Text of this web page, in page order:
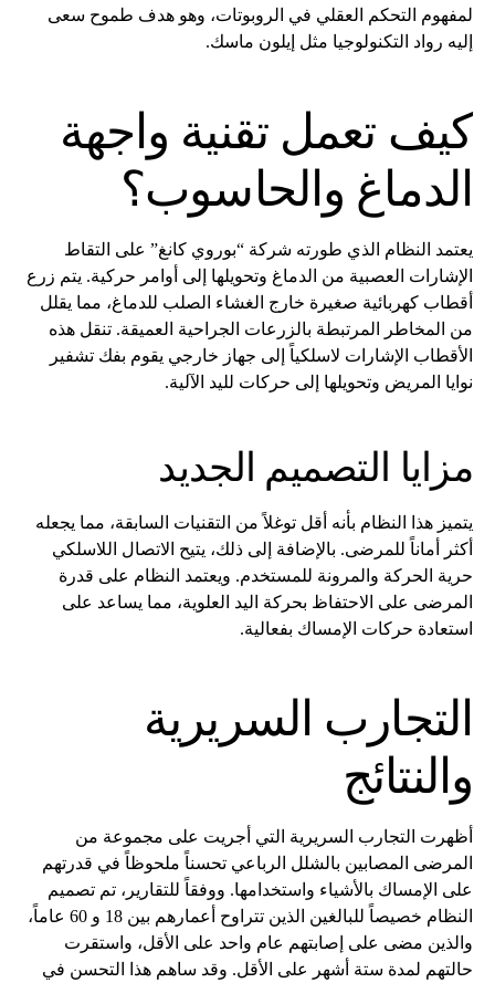
لمفهوم التحكم العقلي في الروبوتات، وهو هدف طموح سعى
إليه رواد التكنولوجيا مثل إيلون ماسك.
كيف تعمل تقنية واجهة
الدماغ والحاسوب؟
يعتمد النظام الذي طورته شركة “بوروي كانغ” على التقاط
الإشارات العصبية من الدماغ وتحويلها إلى أوامر حركية. يتم زرع
أقطاب كهربائية صغيرة خارج الغشاء الصلب للدماغ، مما يقلل
من المخاطر المرتبطة بالزرعات الجراحية العميقة. تنقل هذه
الأقطاب الإشارات لاسلكياً إلى جهاز خارجي يقوم بفك تشفير
نوايا المريض وتحويلها إلى حركات لليد الآلية.
مزايا التصميم الجديد
يتميز هذا النظام بأنه أقل توغلاً من التقنيات السابقة، مما يجعله
أكثر أماناً للمرضى. بالإضافة إلى ذلك، يتيح الاتصال اللاسلكي
حرية الحركة والمرونة للمستخدم. ويعتمد النظام على قدرة
المرضى على الاحتفاظ بحركة اليد العلوية، مما يساعد على
استعادة حركات الإمساك بفعالية.
التجارب السريرية
والنتائج
أظهرت التجارب السريرية التي أجريت على مجموعة من
المرضى المصابين بالشلل الرباعي تحسناً ملحوظاً في قدرتهم
على الإمساك بالأشياء واستخدامها. ووفقاً للتقارير، تم تصميم
النظام خصيصاً للبالغين الذين تتراوح أعمارهم بين 18 و 60 عاماً،
والذين مضى على إصابتهم عام واحد على الأقل، واستقرت
حالتهم لمدة ستة أشهر على الأقل. وقد ساهم هذا التحسن في